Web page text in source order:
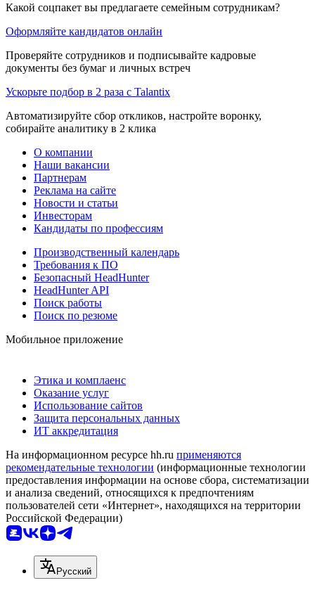
Какой соцпакет вы предлагаете семейным сотрудникам?
Оформляйте кандидатов онлайн
Проверяйте сотрудников и подписывайте кадровые
документы без бумаг и личных встреч
Ускорьте подбор в 2 раза с Talantix
Автоматизируйте сбор откликов, настройте воронку,
собирайте аналитику в 2 клика
О компании
Наши вакансии
Партнерам
Реклама на сайте
Новости и статьи
Инвесторам
Кандидаты по профессиям
Производственный календарь
Требования к ПО
Безопасный HeadHunter
HeadHunter API
Поиск работы
Поиск по резюме
Мобильное приложение
Этика и комплаенс
Оказание услуг
Использование сайтов
Защита персональных данных
ИТ аккредитация
На информационном ресурсе hh.ru применяются
рекомендательные технологии (информационные технологии
предоставления информации на основе сбора, систематизации
и анализа сведений, относящихся к предпочтениям
пользователей сети «Интернет», находящихся на территории
Российской Федерации)
Русский